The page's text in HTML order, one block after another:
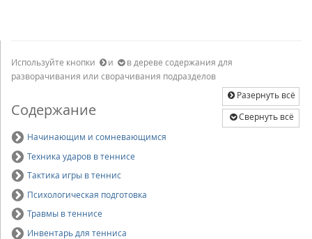
Используйте кнопки и
в дереве содержания для
разворачивания или сворачивания подразделов
Разернуть всё
Свернуть всё
Содержание
Начинающим и сомневающимся
Техника ударов в теннисе
Тактика игры в теннис
Психологическая подготовка
Травмы в теннисе
Инвентарь для тенниса